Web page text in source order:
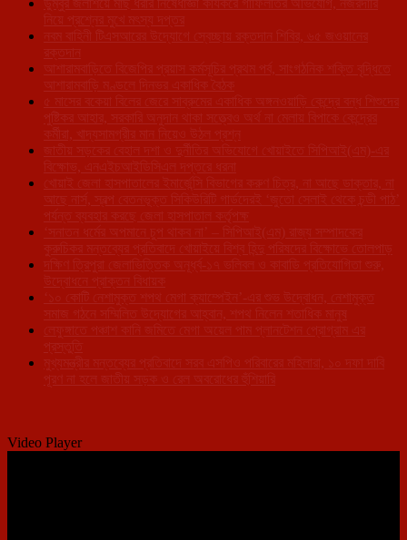
ডুম্বুর জলাশয়ে মাছ ধরার নিষেধাজ্ঞা কার্যকরে গাফিলতির অভিযোগ, নজরদারি
নিয়ে প্রশ্নের মুখে মৎস্য দপ্তর
নবম বাহিনী টিএসআরের উদ্যোগে স্বেচ্ছায় রক্তদান শিবির, ৬৫ জওয়ানের
রক্তদান
আশারামবাড়িতে বিজেপির প্রয়াস কর্মসূচির প্রথম পর্ব, সাংগঠনিক শক্তি বৃদ্ধিতে
আশারামবাড়ি মণ্ডলে দিনভর একাধিক বৈঠক
৫ মাসের বকেয়া বিলের জেরে সাব্রুমের একাধিক অঙ্গনওয়াড়ি কেন্দ্রে বন্ধ শিশুদের
পুষ্টিকর আহার, সরকারি অনুদান থাকা সত্ত্বেও অর্থ না মেলায় বিপাকে কেন্দ্রের
কর্মীরা, খাদ্যসামগ্রীর মান নিয়েও উঠল প্রশ্ন
জাতীয় সড়কের বেহাল দশা ও দুর্নীতির অভিযোগে খোয়াইতে সিপিআই(এম)-এর
বিক্ষোভ, এনএইচআইডিসিএল দপ্তরে ধরনা
খোয়াই জেলা হাসপাতালের ইমার্জেন্সি বিভাগের করুণ চিত্র, না আছে ডাক্তার, না
আছে নার্স, স্বল্প বেতনভূক্ত সিকিউরিটি গার্ডদেরই ‘জুতো সেলাই থেকে চন্ডী পাঠ’
পর্যন্ত ব্যবহার করছে জেলা হাসপাতাল কর্তৃপক্ষ
‘সনাতন ধর্মের অপমানে চুপ থাকব না’ – সিপিআই(এম) রাজ্য সম্পাদকের
কুরুচিকর মন্তব্যের প্রতিবাদে খোয়াইয়ে বিশ্ব হিন্দু পরিষদের বিক্ষোভে তোলপাড়
দক্ষিণ ত্রিপুরা জেলাভিত্তিক অনূর্ধ্ব-১৭ ভলিবল ও কাবাডি প্রতিযোগিতা শুরু,
উদ্বোধনে প্রাক্তন বিধায়ক
‘১০ কোটি নেশামুক্ত শপথ মেগা ক্যাম্পেইন’-এর শুভ উদ্বোধন, নেশামুক্ত
সমাজ গঠনে সম্মিলিত উদ্যোগের আহ্বান, শপথ নিলেন শতাধিক মানুষ
লেফুঙ্গাতে পঞ্চাশ কানি জমিতে মেগা অয়েল পাম প্লানটেশন প্রোগ্রাম এর
প্রস্তুতি
মুখ্যমন্ত্রীর মন্তব্যের প্রতিবাদে সরব এসপিও পরিবারের মহিলারা, ১০ দফা দাবি
পূরণ না হলে জাতীয় সড়ক ও রেল অবরোধের হুঁশিয়ারি
Video Player